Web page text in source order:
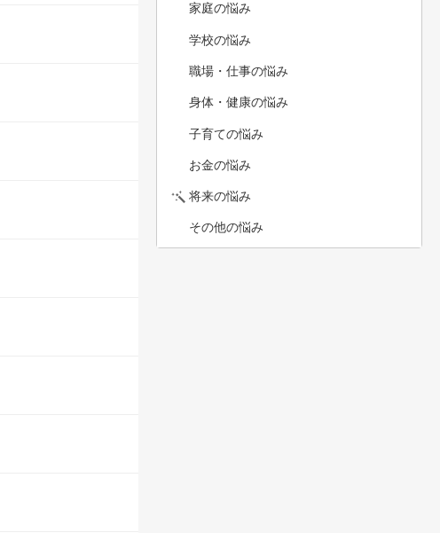
家庭の悩み
学校の悩み
職場・仕事の悩み
身体・健康の悩み
子育ての悩み
お金の悩み
将来の悩み
その他の悩み